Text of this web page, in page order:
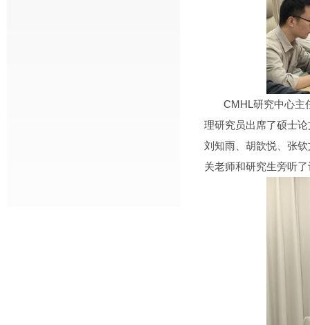
CMHL研究中心主任
理研究员出席了硕士
刘知雨、胡歆悦、张
关老师和研究生旁听